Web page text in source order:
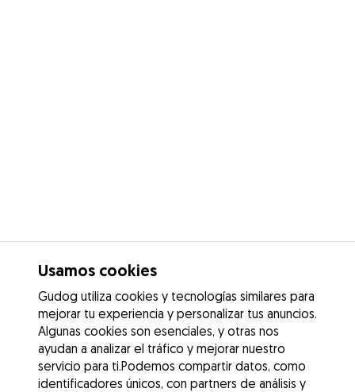
Usamos cookies
Gudog utiliza cookies y tecnologías similares para
mejorar tu experiencia y personalizar tus anuncios.
Algunas cookies son esenciales, y otras nos
ayudan a analizar el tráfico y mejorar nuestro
servicio para ti.Podemos compartir datos, como
identificadores únicos, con partners de análisis y